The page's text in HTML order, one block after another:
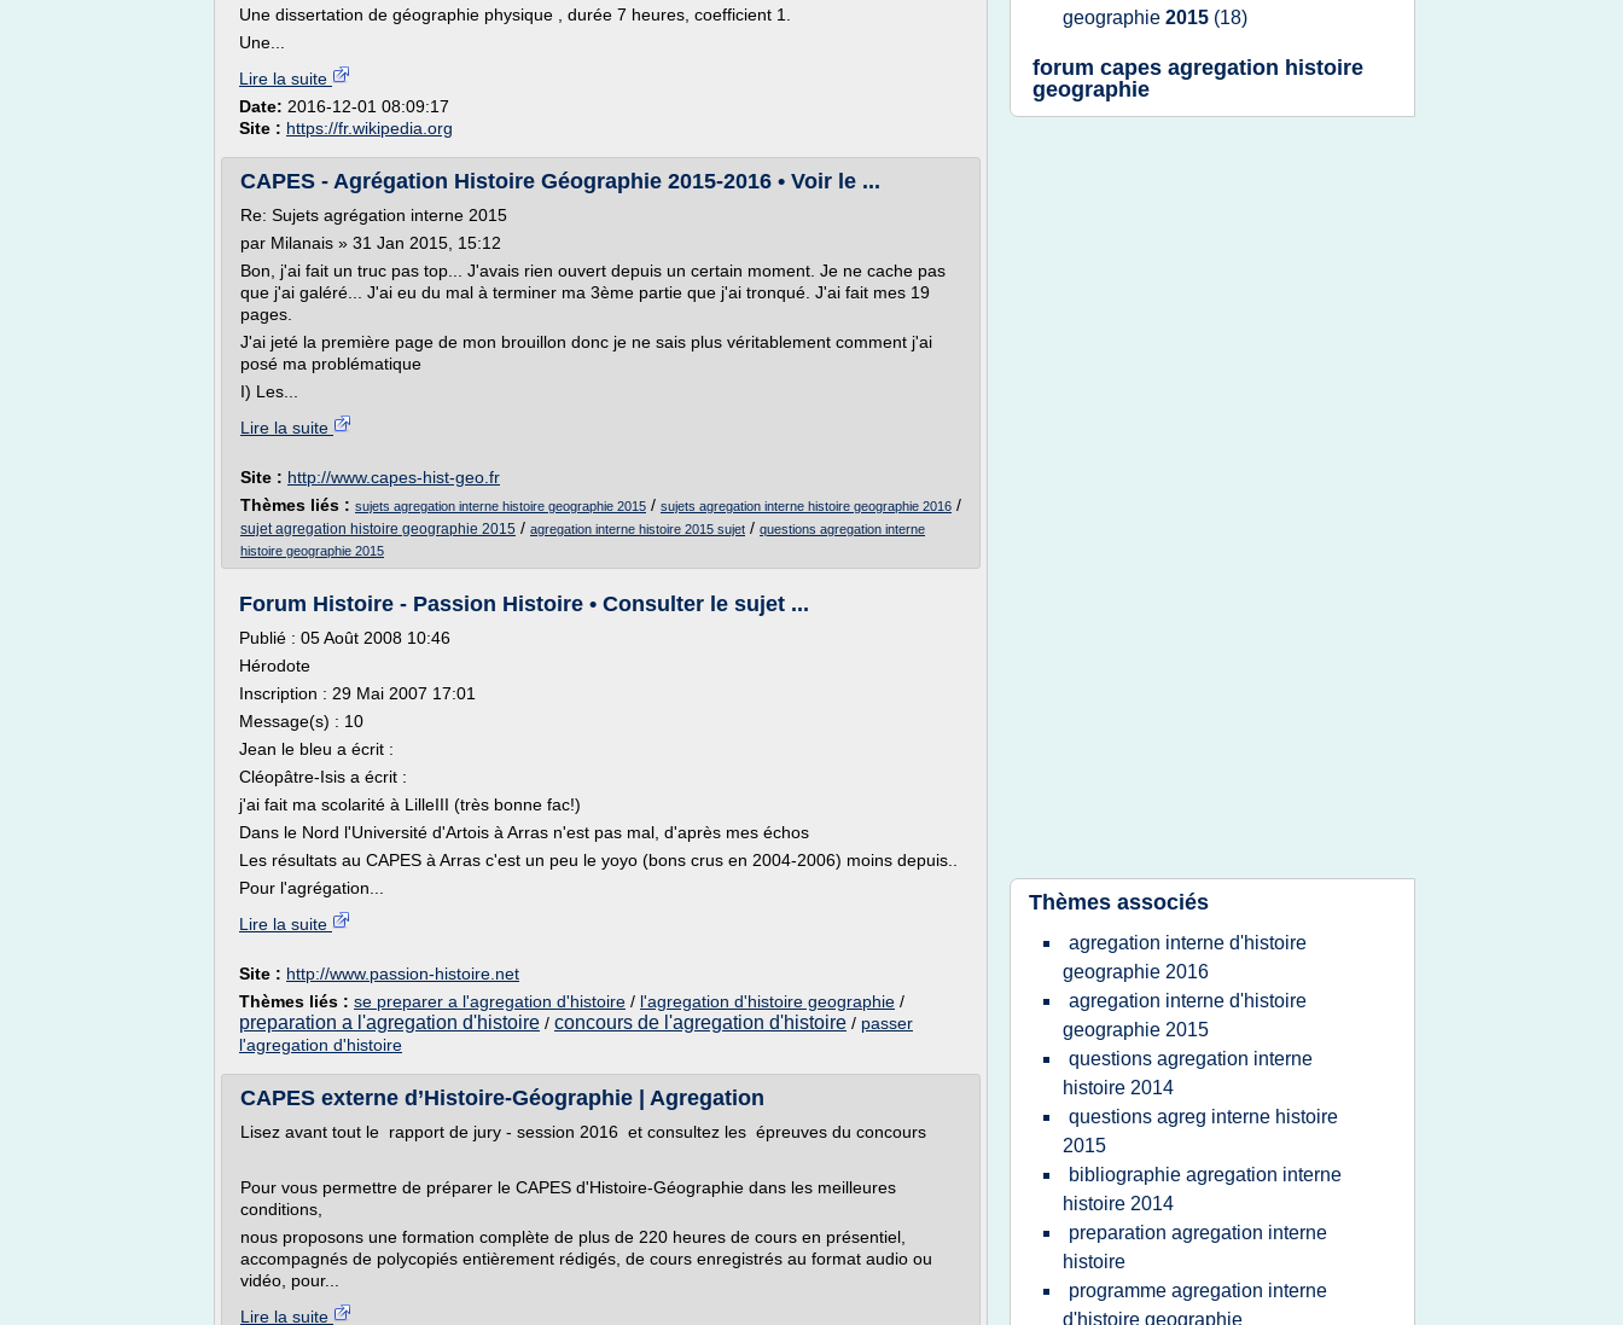
Une dissertation de géographie physique , durée 7 heures, coefficient 1.
Une...
Lire la suite
Date: 2016-12-01 08:09:17
Site : https://fr.wikipedia.org
CAPES - Agrégation Histoire Géographie 2015-2016 • Voir le ...
Re: Sujets agrégation interne 2015
par Milanais » 31 Jan 2015, 15:12
Bon, j'ai fait un truc pas top... J'avais rien ouvert depuis un certain moment. Je ne cache pas
que j'ai galéré... J'ai eu du mal à terminer ma 3ème partie que j'ai tronqué. J'ai fait mes 19
pages.
J'ai jeté la première page de mon brouillon donc je ne sais plus véritablement comment j'ai
posé ma problématique
I) Les...
Lire la suite
Site : http://www.capes-hist-geo.fr
Thèmes liés : sujets agregation interne histoire geographie 2015 / sujets agregation interne histoire geographie 2016 /
sujet agregation histoire geographie 2015 / agregation interne histoire 2015 sujet / questions agregation interne
histoire geographie 2015
Forum Histoire - Passion Histoire • Consulter le sujet ...
Publié : 05 Août 2008 10:46
Hérodote
Inscription : 29 Mai 2007 17:01
Message(s) : 10
Jean le bleu a écrit :
Cléopâtre-Isis a écrit :
j'ai fait ma scolarité à LilleIII (très bonne fac!)
Dans le Nord l'Université d'Artois à Arras n'est pas mal, d'après mes échos
Les résultats au CAPES à Arras c'est un peu le yoyo (bons crus en 2004-2006) moins depuis..
Pour l'agrégation...
Lire la suite
Site : http://www.passion-histoire.net
Thèmes liés : se preparer a l'agregation d'histoire / l'agregation d'histoire geographie /
preparation a l'agregation d'histoire / concours de l'agregation d'histoire / passer
l'agregation d'histoire
CAPES externe d’Histoire-Géographie | Agregation
Lisez avant tout le rapport de jury - session 2016 et consultez les épreuves du concours
Pour vous permettre de préparer le CAPES d'Histoire-Géographie dans les meilleures
conditions,
nous proposons une formation complète de plus de 220 heures de cours en présentiel,
accompagnés de polycopiés entièrement rédigés, de cours enregistrés au format audio ou
vidéo, pour...
Lire la suite
geographie 2015 (18)
forum capes agregation histoire
geographie
Thèmes associés
agregation interne d'histoire
geographie 2016
agregation interne d'histoire
geographie 2015
questions agregation interne
histoire 2014
questions agreg interne histoire
2015
bibliographie agregation interne
histoire 2014
preparation agregation interne
histoire
programme agregation interne
d'histoire geographie